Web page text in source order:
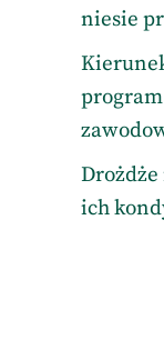
niesie
Drożdże
ich